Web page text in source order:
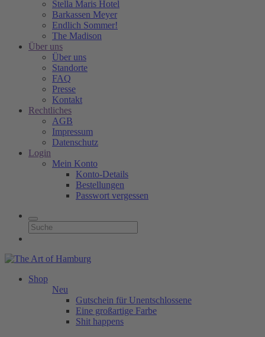
Stella Maris Hotel
Barkassen Meyer
Endlich Sommer!
The Madison
Über uns
Über uns
Standorte
FAQ
Presse
Kontakt
Rechtliches
AGB
Impressum
Datenschutz
Login
Mein Konto
Konto-Details
Bestellungen
Passwort vergessen
Shop
Neu
Gutschein für Unentschlossene
Eine großartige Farbe
Shit happens